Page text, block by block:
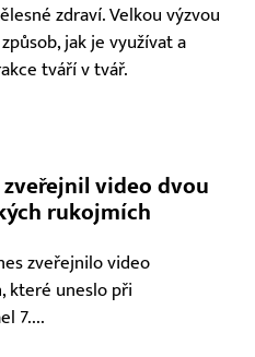
zdraví. Velkou výzvou
jak je využívat a
tváří v tvář.
zveřejnil video dvou
rukojmích
zveřejnilo video
které uneslo při
7....